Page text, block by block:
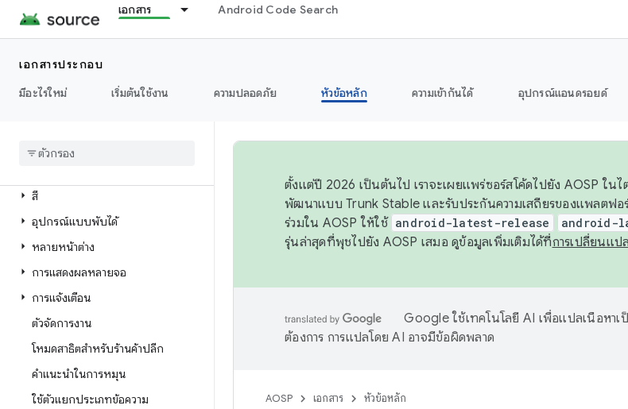
เอกสาร Android Code Search
เอกสารประกอบ
มีอะไรใหม่
เริ่มต้นใช้งาน ความปลอดภัย หัวข้อหลัก ความเข้ากันได้ อุปกรณ์แอนดรอยด์
การเชื่อมต่อ
ภาพรวม
สี
อุปกรณ์แบบพับได้
หลายหน้าต่าง
การแสดงผลหลายจอ
การแจ้งเตือน
ตัวจัดการงาน
โหมดสาธิตสำหรับร้านค้าปลีก
คำแนะนำในการหมุน
ใช้ตัวแยกประเภทข้อความ
ตั้งแต่ปี 2026 เป็นต้นไป เราจะเผยแพร่ซอร์สโค้ดไปยัง AOSP ใน
พัฒนาแบบ Trunk Stable และรับประกันความเสถียรของแพลตฟอ
ร่วมใน AOSP ให้ใช้ android-latest-release android-
รุ่นล่าสุดที่พุชไปยัง AOSP เสมอ ดูข้อมูลเพิ่มเติมได้ที่การเปลี่ยนแป
Google ใช้เทคโนโลยี AI เพื่อแปลเนื้อหา
ต้องการ การแปลโดย AI อาจมีข้อผิดพลาด
AOSP เอกสาร หัวข้อหลัก